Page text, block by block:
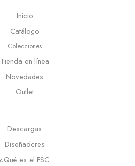
Inicio
Catálogo
Colecciones
Tienda en línea
Novedades
Outlet
Descargas
Diseñadores
¿Qué es el FSC